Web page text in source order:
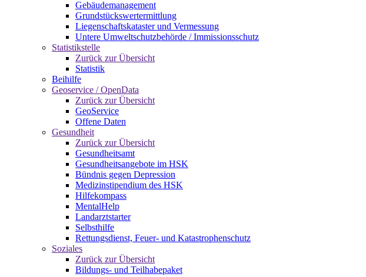
Gebäudemanagement
Grundstückswertermittlung
Liegenschaftskataster und Vermessung
Untere Umweltschutzbehörde / Immissionsschutz
Statistikstelle
Zurück zur Übersicht
Statistik
Beihilfe
Geoservice / OpenData
Zurück zur Übersicht
GeoService
Offene Daten
Gesundheit
Zurück zur Übersicht
Gesundheitsamt
Gesundheitsangebote im HSK
Bündnis gegen Depression
Medizinstipendium des HSK
Hilfekompass
MentalHelp
Landarztstarter
Selbsthilfe
Rettungsdienst, Feuer- und Katastrophenschutz
Soziales
Zurück zur Übersicht
Bildungs- und Teilhabepaket